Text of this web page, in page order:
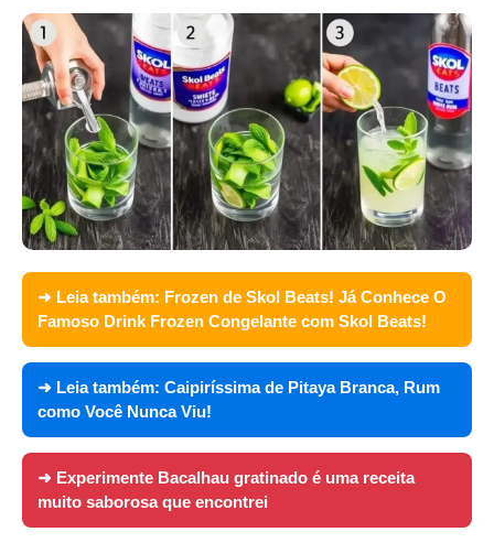
➜ Leia também: Frozen de Skol Beats! Já Conhece O
Famoso Drink Frozen Congelante com Skol Beats!
➜ Leia também: Caipiríssima de Pitaya Branca, Rum
como Você Nunca Viu!
➜ Experimente Bacalhau gratinado é uma receita
muito saborosa que encontrei